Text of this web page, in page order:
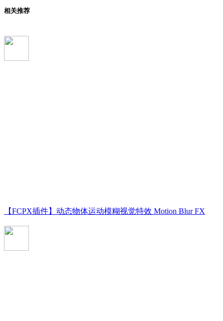
相关推荐
【FCPX插件】动态物体运动模糊视觉特效 Motion Blur FX